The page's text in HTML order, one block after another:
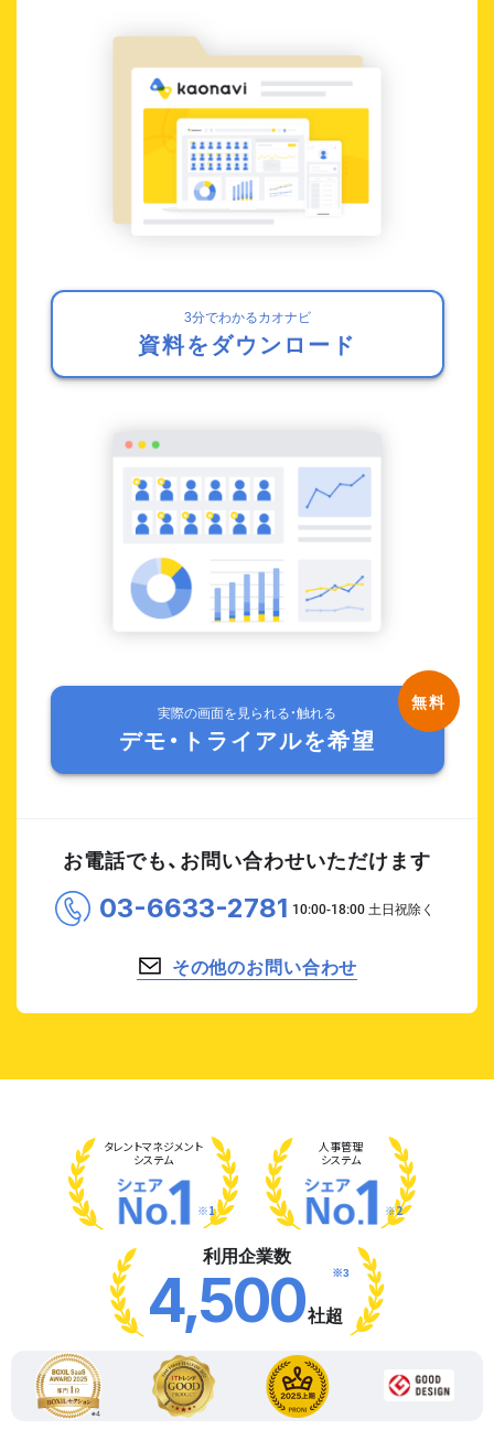
3分でわかるカオナビ
資料をダウンロード
実際の画面を見られる・触れる
デモ・トライアルを希望
お電話でも、お問い合わせいただけます
03-6633-2781
その他のお問い合わせ
タレントマネジメント
システム
※1
人事管理
システム
※2
利用企業数
4,500社超
※3